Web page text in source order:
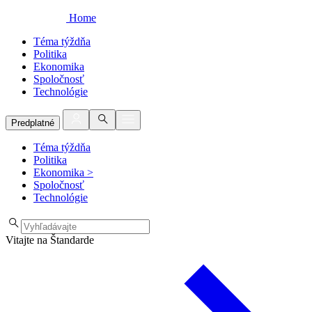
Home
Téma týždňa
Politika
Ekonomika
Spoločnosť
Technológie
Predplatné
Téma týždňa
Politika
Ekonomika >
Spoločnosť
Technológie
Vitajte na Štandarde